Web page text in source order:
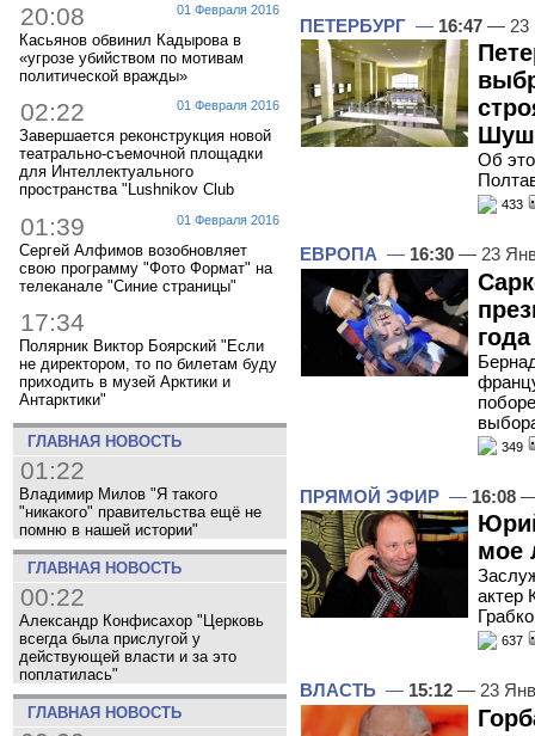
01 Февраля 2016
20:08
Касьянов обвинил Кадырова в
«угрозе убийством по мотивам
политической вражды»
01 Февраля 2016
02:22
Завершается реконструкция новой
театрально-съемочной площадки
для Интеллектуального
пространства "Lushnikov Club
01 Февраля 2016
01:39
Сергей Алфимов возобновляет
свою программу "Фото Формат" на
телеканале "Синие страницы"
17:34
Полярник Виктор Боярский "Если
не директором, то по билетам буду
приходить в музей Арктики и
Антарктики"
ГЛАВНАЯ НОВОСТЬ
01:22
Владимир Милов "Я такого
"никакого" правительства ещё не
помню в нашей истории"
ГЛАВНАЯ НОВОСТЬ
00:22
Александр Конфисахор "Церковь
всегда была прислугой у
действующей власти и за это
поплатилась"
ГЛАВНАЯ НОВОСТЬ
ПЕТЕРБУРГ — 16:47 — 23
Об
433
ЕВРОПА — 16:30 — 23
года
349
ПРЯМОЙ ЭФИР — 16:08 —
мое
актер
637
ВЛАСТЬ — 15:12 — 23